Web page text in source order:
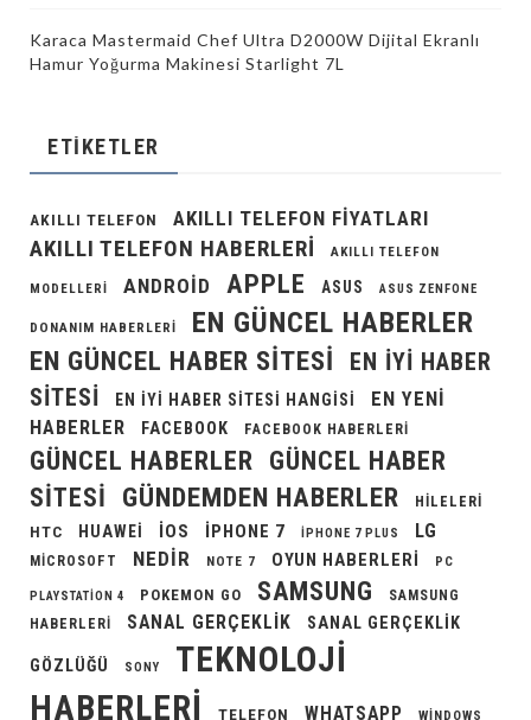
Karaca Mastermaid Chef Ultra D2000W Dijital Ekranlı
Hamur Yoğurma Makinesi Starlight 7L
ETIKETLER
AKILLI TELEFON AKILLI TELEFON FIYATLARI
AKILLI TELEFON HABERLERI AKILLI TELEFON
MODELLERI ANDROID APPLE ASUS ASUS ZENFONE
DONANIM HABERLERI EN GÜNCEL HABERLER
EN GÜNCEL HABER SITESI
EN IYI HABER
SITESI
EN IYI HABER SITESI HANGISI
EN YENI
HABERLER
FACEBOOK FACEBOOK HABERLERI
GÜNCEL HABERLER
GÜNCEL HABER
SITESI
GÜNDEMDEN HABERLER
HILELERI
HTC
HUAWEI IOS IPHONE 7 IPHONE 7 PLUS LG
MICROSOFT NEDIR NOTE 7 OYUN HABERLERI PC
PLAYSTATION 4 POKEMON GO SAMSUNG
SAMSUNG
HABERLERI
SANAL GERÇEKLIK SANAL GERÇEKLIK
GÖZLÜĞÜ SONY
TEKNOLOJI
HABERLERI
TELEFON WHATSAPP WINDOWS